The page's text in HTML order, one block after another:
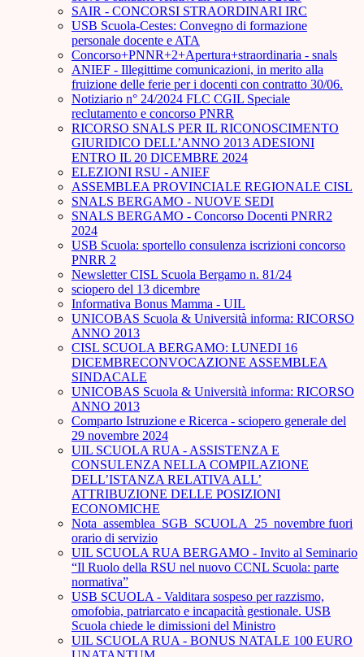
SAIR - CONCORSI STRAORDINARI IRC
USB Scuola-Cestes: Convegno di formazione
personale docente e ATA
Concorso+PNNR+2+Apertura+straordinaria - snals
ANIEF - Illegittime comunicazioni, in merito alla
fruizione delle ferie per i docenti con contratto 30/06.
Notiziario n° 24/2024 FLC CGIL Speciale
reclutamento e concorso PNRR
RICORSO SNALS PER IL RICONOSCIMENTO
GIURIDICO DELL’ANNO 2013 ADESIONI
ENTRO IL 20 DICEMBRE 2024
ELEZIONI RSU - ANIEF
ASSEMBLEA PROVINCIALE REGIONALE CISL
SNALS BERGAMO - NUOVE SEDI
SNALS BERGAMO - Concorso Docenti PNRR2
2024
USB Scuola: sportello consulenza iscrizioni concorso
PNRR 2
Newsletter CISL Scuola Bergamo n. 81/24
sciopero del 13 dicembre
Informativa Bonus Mamma - UIL
UNICOBAS Scuola & Università informa: RICORSO
ANNO 2013
CISL SCUOLA BERGAMO: LUNEDI 16
DICEMBRECONVOCAZIONE ASSEMBLEA
SINDACALE
UNICOBAS Scuola & Università informa: RICORSO
ANNO 2013
Comparto Istruzione e Ricerca - sciopero generale del
29 novembre 2024
UIL SCUOLA RUA - ASSISTENZA E
CONSULENZA NELLA COMPILAZIONE
DELL’ISTANZA RELATIVA ALL’
ATTRIBUZIONE DELLE POSIZIONI
ECONOMICHE
Nota_assemblea_SGB_SCUOLA_25_novembre fuori
orario di servizio
UIL SCUOLA RUA BERGAMO - Invito al Seminario
“Il Ruolo della RSU nel nuovo CCNL Scuola: parte
normativa”
USB SCUOLA - Valditara sospeso per razzismo,
omofobia, patriarcato e incapacità gestionale. USB
Scuola chiede le dimissioni del Ministro
UIL SCUOLA RUA - BONUS NATALE 100 EURO